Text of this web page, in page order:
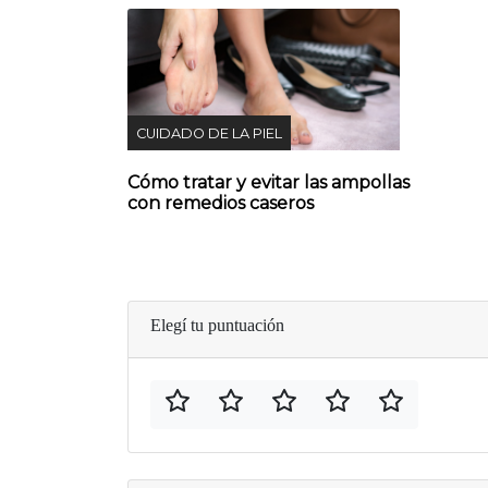
CUIDADO DE LA PIEL
Cómo tratar y evitar las ampollas
con remedios caseros
Elegí tu puntuación